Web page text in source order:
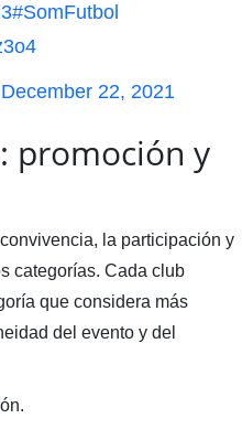
#SomFutbol
December 22, 2021
: promoción y
la participación y
categorías. Cada club
que considera más
del evento y del